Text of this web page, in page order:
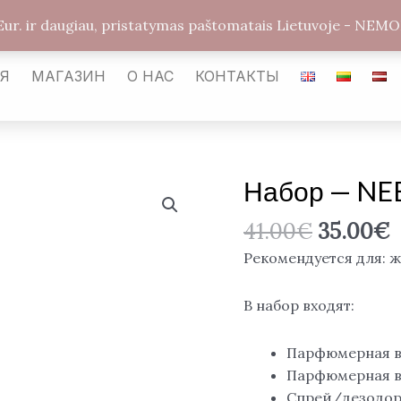
МАГАЗИН О НАС КОНТАКТЫ
Набор —
41.00€ 35.00€
Рекомендуется для:
В набор входят:
Парфюмерная
Парфюмерная
Спрей/
Количество
товара
Набор
—
Lattafa
ir daugiau, pristatymas paštomatais Lietuvoje -